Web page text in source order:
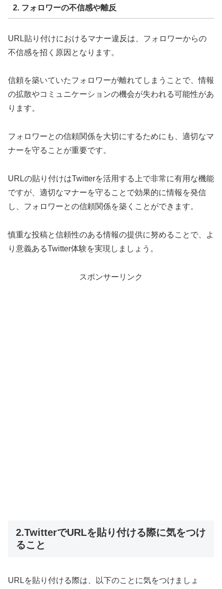
2. フォロワーの不信感や離反
URL貼り付けにおけるマナー違反は、フォロワーからの
不信感を招く原因となります。
信頼を築いていたフォロワーが離れてしまうことで、情報
の拡散やコミュニケーションの機会が失われる可能性があ
ります。
フォロワーとの信頼関係を大切にするためにも、適切なマ
ナーを守ることが重要です。
URLの貼り付けはTwitterを活用する上で非常に有用な機能
ですが、適切なマナーを守ることで効果的に情報を発信
し、フォロワーとの信頼関係を築くことができます。
慎重な投稿と信頼性のある情報の提供に努めることで、よ
り意義あるTwitter体験を実現しましょう。
スポンサーリンク
2.TwitterでURLを貼り付ける際に気をつけ
ること
URLを貼り付ける際は、以下のことに気をつけましょ